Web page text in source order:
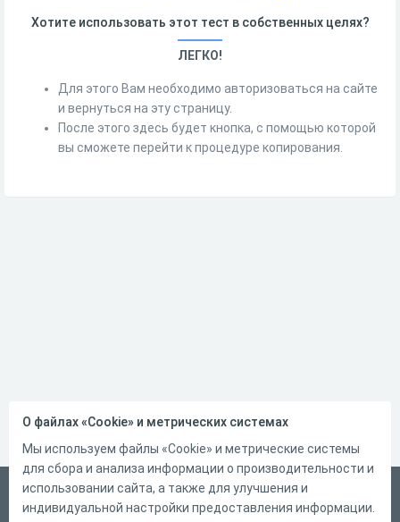
Хотите использовать этот тест в собственных целях?
ЛЕГКО!
Для этого Вам необходимо авторизоваться на сайте
и вернуться на эту страницу.
После этого здесь будет кнопка, с помощью которой
вы сможете перейти к процедуре копирования.
Русский
О файлах «Cookie» и метрических системах
Мы используем файлы «Cookie» и метрические системы
для сбора и анализа информации о производительности и
использовании сайта, а также для улучшения и
индивидуальной настройки предоставления информации.